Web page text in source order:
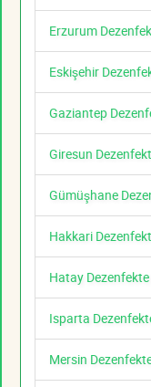
Erzurum
Eskişehir
Gaziantep
Giresun
Gümüşhane
Hakkari
Hatay
Isparta
Mersin